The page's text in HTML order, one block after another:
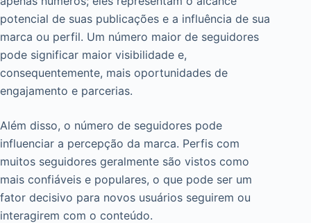
potencial de suas publicações e a influência de sua
marca ou perfil. Um número maior de seguidores
pode significar maior visibilidade e,
consequentemente, mais oportunidades de
engajamento e parcerias.
Além disso, o número de seguidores pode
influenciar a percepção da marca. Perfis com
muitos seguidores geralmente são vistos como
mais confiáveis e populares, o que pode ser um
fator decisivo para novos usuários seguirem ou
interagirem com o conteúdo.